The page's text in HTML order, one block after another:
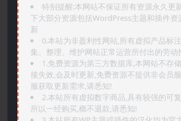
特别提醒:本网站不保证所有资源永久更
下大部分资源包括WordPress主题和插件资
新
0.本站为非盈利性网站,所有虚拟产品标
集、整理、维护网站正常运营所付出的劳动
1.免费资源为第三方数据库,本网站不存
接失效,会及时更新,免费资源不提供非会员
服获取更新需求,请悉知!
2.本站所有虚拟数字商品,具有较强的可
所以一经购买,概不退款,请悉知!